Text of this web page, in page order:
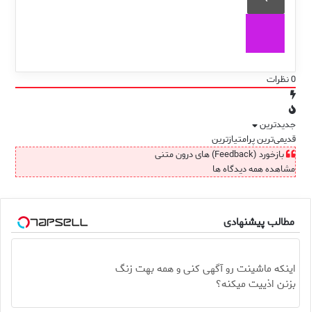
0نظرات
جدیدترین
قدیمی‌ترینپرامتیازترین
بازخورد (Feedback) های درون متنی
مشاهده همه دیدگاه ها
مطالب پیشنهادی
اینکه ماشینت رو آگهی کنی و همه بهت زنگ
بزنن اذییت میکنه؟